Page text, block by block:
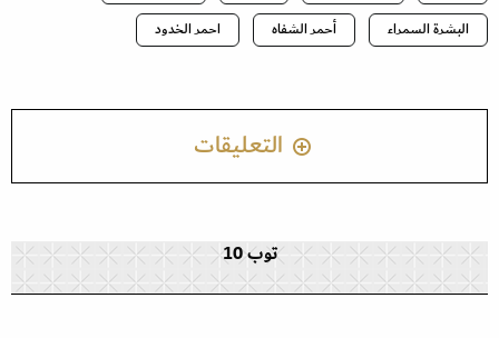
البشرة السمراء
أحمر الشفاه احمر الخدود
التعليقات
توب 10